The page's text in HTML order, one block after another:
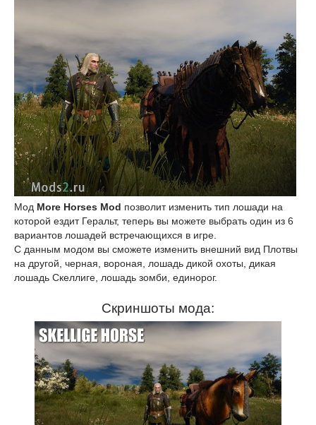
Мод More Horses Mod позволит изменить тип лошади на
которой ездит Геральт, теперь вы можете выбрать один из 6
вариантов лошадей встречающихся в игре.
С данным модом вы сможете изменить внешний вид Плотвы
на другой, черная, вороная, лошадь дикой охоты, дикая
лошадь Скеллиге, лошадь зомби, единорог.
Скриншоты мода: